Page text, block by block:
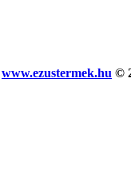
www.ezustermek.hu ©